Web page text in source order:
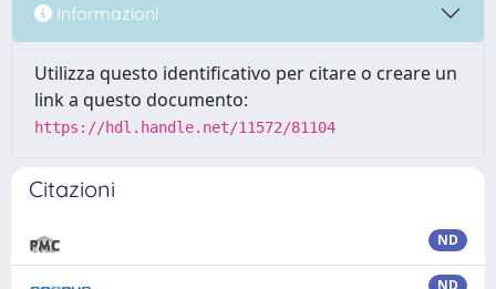
Informazioni
Utilizza questo identificativo per citare o creare un
link a questo documento:
https://hdl.handle.net/11572/81104
Citazioni
ND